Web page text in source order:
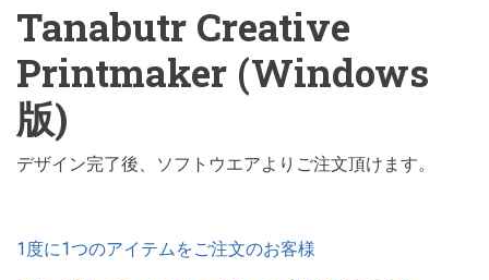
Tanabutr Creative
Printmaker (Windows
版)
デザイン完了後、ソフトウエアよりご注文頂けます。
1度に1つのアイテムをご注文のお客様